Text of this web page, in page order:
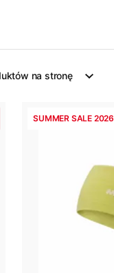
na stronę
SUMMER SALE 2026